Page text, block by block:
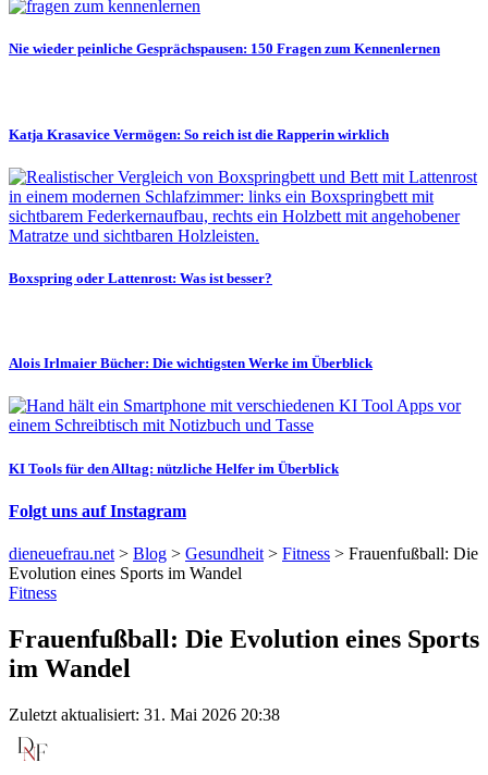
Nie wieder peinliche Gesprächspausen: 150 Fragen zum Kennenlernen
Katja Krasavice Vermögen: So reich ist die Rapperin wirklich
Boxspring oder Lattenrost: Was ist besser?
Alois Irlmaier Bücher: Die wichtigsten Werke im Überblick
KI Tools für den Alltag: nützliche Helfer im Überblick
Folgt uns auf Instagram
dieneuefrau.net > Blog > Gesundheit > Fitness > Frauenfußball: Die
Evolution eines Sports im Wandel
Fitness
Frauenfußball: Die Evolution eines Sports
im Wandel
Zuletzt aktualisiert: 31. Mai 2026 20:38